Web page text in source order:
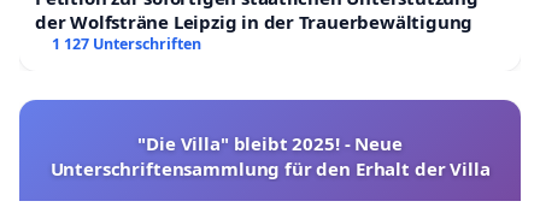
der Wolfsträne Leipzig in der Trauerbewältigung
1 127 Unterschriften
"Die Villa" bleibt 2025! - Neue
Unterschriftensammlung für den Erhalt der Villa